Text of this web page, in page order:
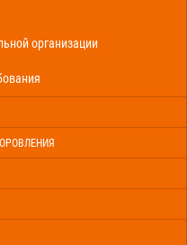
организации